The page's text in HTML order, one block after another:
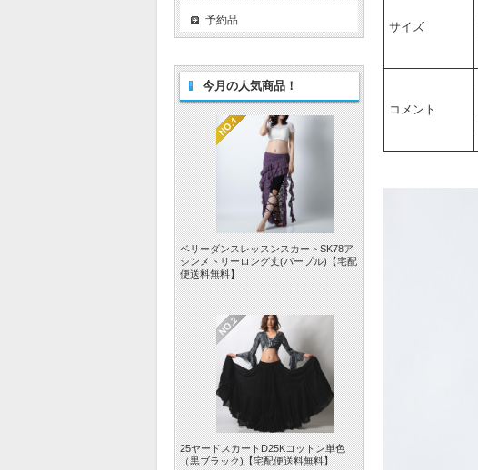
サイズ
コメント
予約品
今月の人気商品！
ベリーダンスレッスンスカートSK78ア
シンメトリーロング丈(パープル)【宅配
便送料無料】
25ヤードスカートD25Kコットン単色
（黒ブラック)【宅配便送料無料】